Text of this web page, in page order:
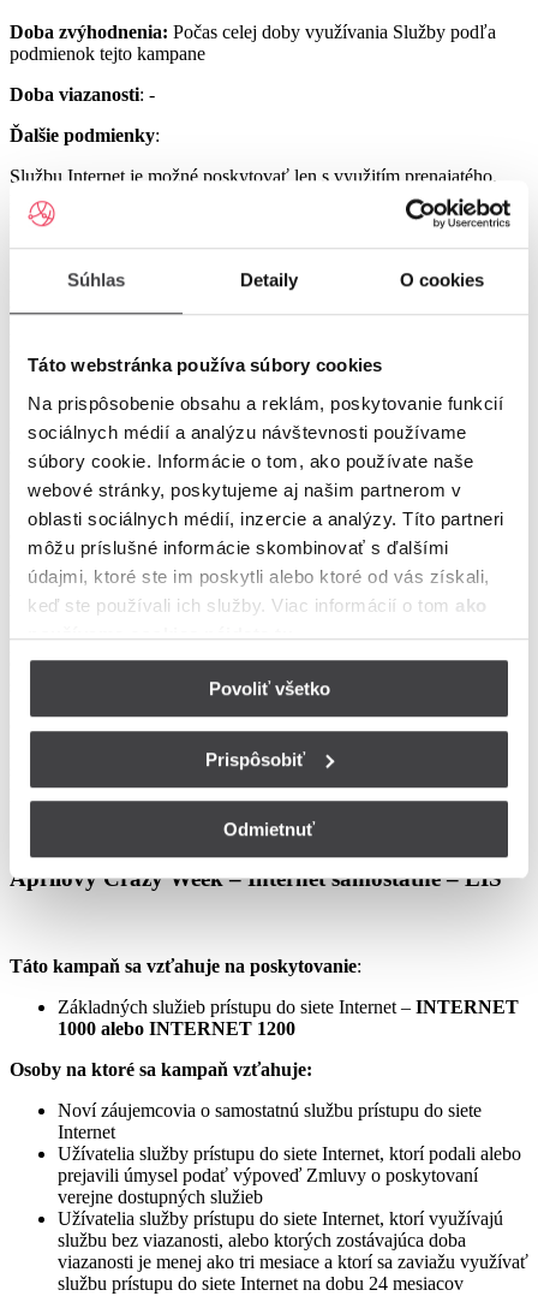
Súhlas Detaily O cookies
Táto webstránka používa súbory cookies
Na prispôsobenie obsahu a reklám, poskytovanie funkcií
sociálnych médií a analýzu návštevnosti používame
súbory cookie. Informácie o tom, ako používate naše
webové stránky, poskytujeme aj našim partnerom v
oblasti sociálnych médií, inzercie a analýzy. Títo partneri
môžu príslušné informácie skombinovať s ďalšími
údajmi, ktoré ste im poskytli alebo ktoré od vás získali,
keď ste používali ich služby. Viac informácií o tom ako
používame cookies nájdete tu.
Povoliť všetko
Prispôsobiť
Odmietnuť
Doba zvýhodnenia: Počas celej doby využívania Služby podľa
podmienok tejto kampane
Doba viazanosti: -
Ďalšie podmienky:
Službu Internet je možné poskytovať len s využitím prenajatého,
resp. zakúpeného modemu od Poskytovateľa podľa platnej Tarify
resp. podmienok aktuálne platnej kampane.
prenajatého resp. zakúpeného modemu GIGA ConnectBox
UPC Internet.
Služby UPC Internet 1200 a UPC Internet 2500 je možné
poskytovať len s využitím prenajatého resp. zakúpeného modemu
GIGA Connect Box 6 od Poskytovateľa podľa platnej Tarify resp.
podmienok aktuálne platnej kampane (len s odbornou inštaláciou), a
to v lokalitách špecifikovaných v Tarife UPC Internet.
Ostatné práva a povinnosti Poskytovateľa a Užívateľa v týchto
podmienkach neupravené sa riadia Zmluvou o poskytovaní verejne
dostupných služieb, vrátane všetkých jej súčastí, t.j. najmä
Všeobecných obchodných
podmienok na poskytovanie verejne dostupných služieb,
Osobitných podmienok, Tarify UPC Internet a Tarify jednorazových
Ceny v týchto podmienkach kampane predstavujú mesačné
poplatky za využívanie služieb podľa týchto podmienok kampane a
sú uvedené vrátane DPH podľa aktuálne platných právnych
predpisov.
Aprílový Crazy Week – Internet samostatne – LIS
Táto kampaň sa vzťahuje na poskytovanie:
Základných služieb prístupu do siete Internet – INTERNET
1000 alebo INTERNET 1200
Osoby na ktoré sa kampaň vzťahuje:
Noví záujemcovia o samostatnú službu prístupu do siete
Internet
Užívatelia služby prístupu do siete Internet, ktorí podali alebo
prejavili úmysel podať výpoveď Zmluvy o poskytovaní
verejne dostupných služieb
Užívatelia služby prístupu do siete Internet, ktorí využívajú
službu bez viazanosti, alebo ktorých zostávajúca doba
viazanosti je menej ako tri mesiace a ktorí sa zaviažu využívať
službu prístupu do siete Internet na dobu 24 mesiacov